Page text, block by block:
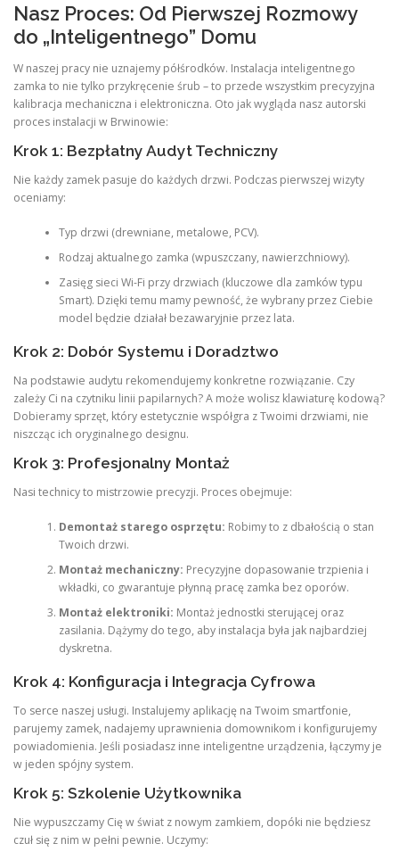
Nasz Proces: Od Pierwszej Rozmowy
do „Inteligentnego” Domu
W naszej pracy nie uznajemy półśrodków. Instalacja inteligentnego
zamka to nie tylko przykręcenie śrub – to przede wszystkim precyzyjna
kalibracja mechaniczna i elektroniczna. Oto jak wygląda nasz autorski
proces instalacji w Brwinowie:
Krok 1: Bezpłatny Audyt Techniczny
Nie każdy zamek pasuje do każdych drzwi. Podczas pierwszej wizyty
oceniamy:
Typ drzwi (drewniane, metalowe, PCV).
Rodzaj aktualnego zamka (wpuszczany, nawierzchniowy).
Zasięg sieci Wi-Fi przy drzwiach (kluczowe dla zamków typu
Smart). Dzięki temu mamy pewność, że wybrany przez Ciebie
model będzie działał bezawaryjnie przez lata.
Krok 2: Dobór Systemu i Doradztwo
Na podstawie audytu rekomendujemy konkretne rozwiązanie. Czy
zależy Ci na czytniku linii papilarnych? A może wolisz klawiaturę kodową?
Dobieramy sprzęt, który estetycznie współgra z Twoimi drzwiami, nie
niszcząc ich oryginalnego designu.
Krok 3: Profesjonalny Montaż
Nasi technicy to mistrzowie precyzji. Proces obejmuje:
Demontaż starego osprzętu: Robimy to z dbałością o stan
Twoich drzwi.
Montaż mechaniczny: Precyzyjne dopasowanie trzpienia i
wkładki, co gwarantuje płynną pracę zamka bez oporów.
Montaż elektroniki: Montaż jednostki sterującej oraz
zasilania. Dążymy do tego, aby instalacja była jak najbardziej
dyskretna.
Krok 4: Konfiguracja i Integracja Cyfrowa
To serce naszej usługi. Instalujemy aplikację na Twoim smartfonie,
parujemy zamek, nadajemy uprawnienia domownikom i konfigurujemy
powiadomienia. Jeśli posiadasz inne inteligentne urządzenia, łączymy je
w jeden spójny system.
Krok 5: Szkolenie Użytkownika
Nie wypuszczamy Cię w świat z nowym zamkiem, dopóki nie będziesz
czuł się z nim w pełni pewnie. Uczymy: